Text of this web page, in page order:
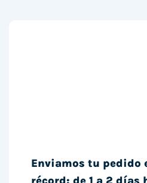
Enviamos tu pedido